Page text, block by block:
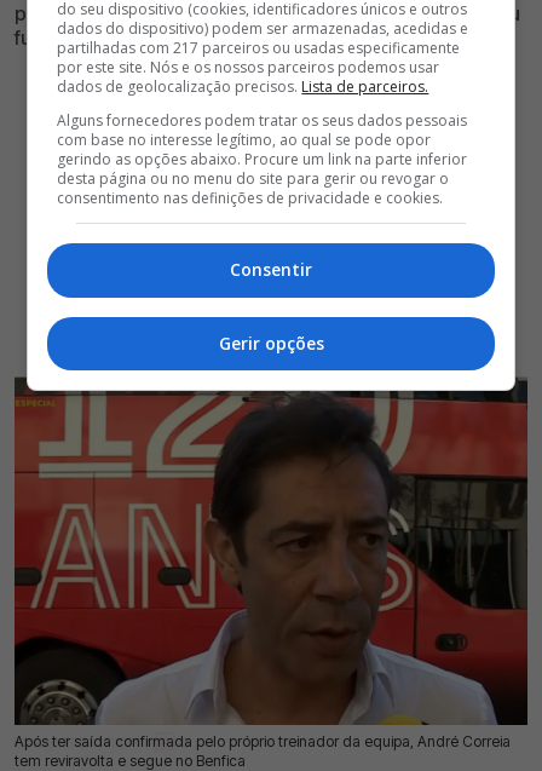
parte do mercado, mas situação tem reviravolta e o seu
futuro será de águia ao peito
Após ter saída confirmada pelo próprio treinador da equipa, André Correia
tem reviravolta e segue no Benfica
02 Ago 2026 | 11:07 | 0
do seu dispositivo (cookies, identificadores únicos e outros
dados do dispositivo) podem ser armazenadas, acedidas e
partilhadas com 217 parceiros ou usadas especificamente
por este site. Nós e os nossos parceiros podemos usar
dados de geolocalização precisos. Lista de parceiros.
Alguns fornecedores podem tratar os seus dados pessoais
com base no interesse legítimo, ao qual se pode opor
gerindo as opções abaixo. Procure um link na parte inferior
desta página ou no menu do site para gerir ou revogar o
consentimento nas definições de privacidade e cookies.
Consentir
Gerir opções